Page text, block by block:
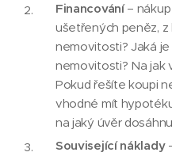
Financování–
ušetřených peněz,
nemovitosti? Jaká
nemovitosti? Na jak
Pokud řešíte koupi
vhodné mít
na jaký úvěr
Související náklady